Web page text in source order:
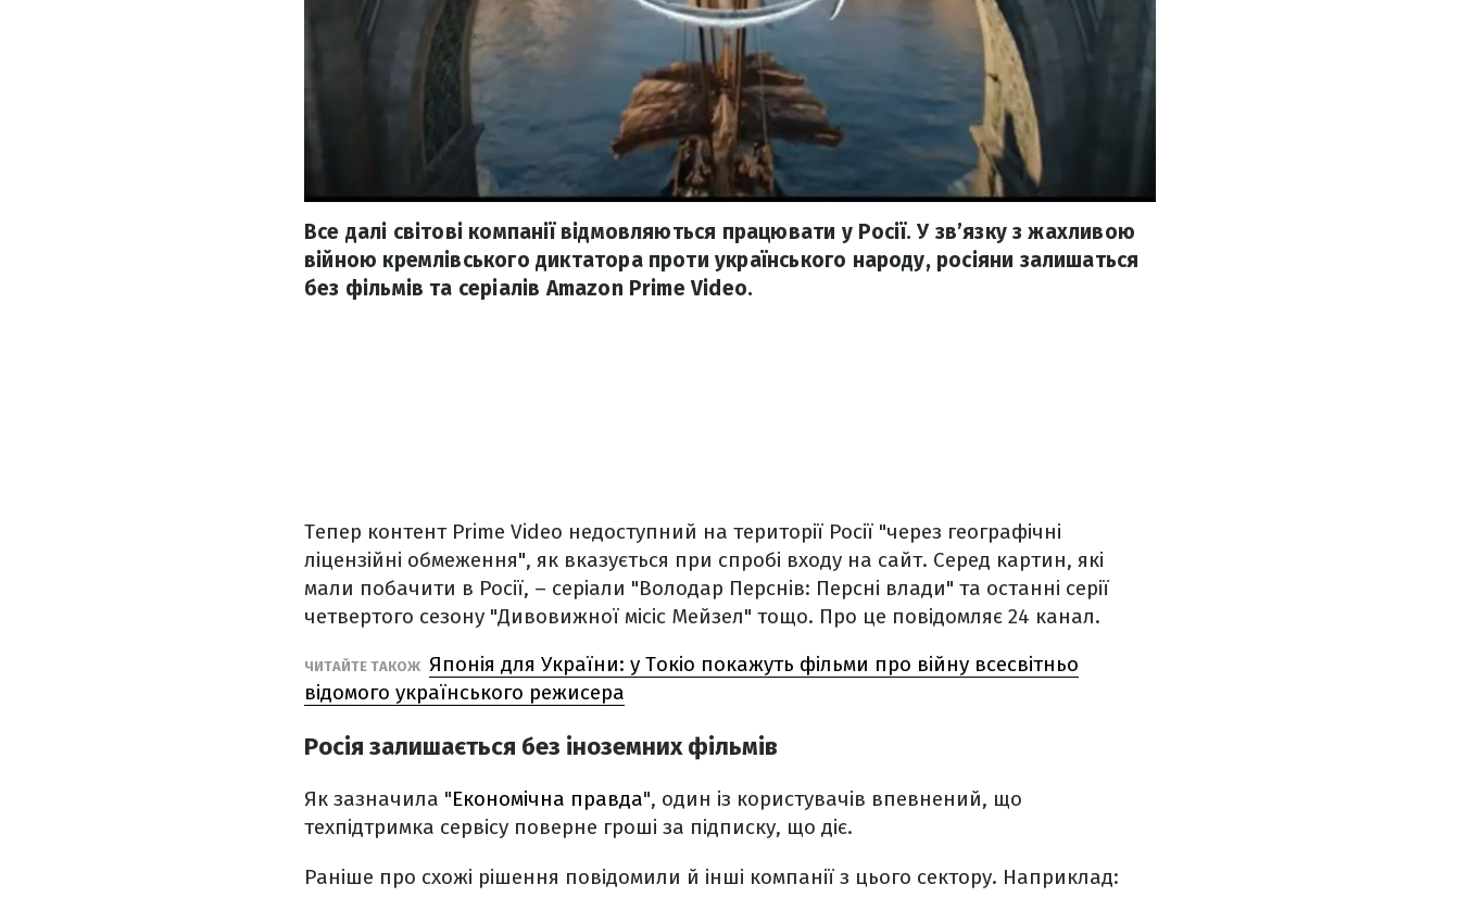
Все далі світові компанії відмовляються працювати у Росії. У зв’язку з жахливою
війною кремлівського диктатора проти українського народу, росіяни залишаться
без фільмів та серіалів Amazon Prime Video.
Тепер контент Prime Video недоступний на території Росії "через географічні
ліцензійні обмеження", як вказується при спробі входу на сайт. Серед картин, які
мали побачити в Росії, – серіали "Володар Перснів: Персні влади" та останні серії
четвертого сезону "Дивовижної місіс Мейзел" тощо. Про це повідомляє 24 канал.
ЧИТАЙТЕ ТАКОЖ Японія для України: у Токіо покажуть фільми про війну всесвітньо
відомого українського режисера
Росія залишається без іноземних фільмів
Як зазначила "Економічна правда", один із користувачів впевнений, що
техпідтримка сервісу поверне гроші за підписку, що діє.
Раніше про схожі рішення повідомили й інші компанії з цього сектору. Наприклад: